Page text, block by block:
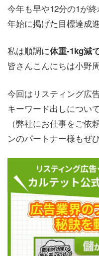
お問い合わせ
今年も早や12分の1が終
年始に掲げた目標達成
私は順調に体重-1kg減
皆さんこんにちは小野
今回はリスティング広
キーワード出しについ
（弊社にお仕事をご依
ンのパートナー様もぜ